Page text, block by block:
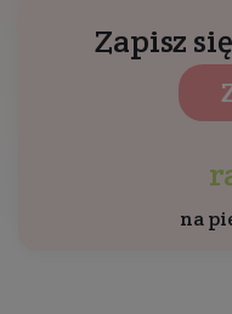
Zapisz
na